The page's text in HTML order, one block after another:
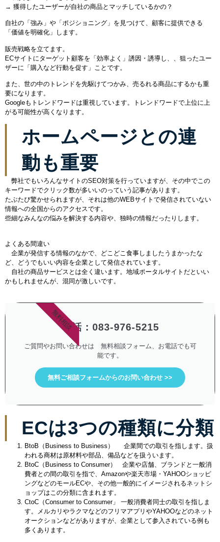
→ 獲得したユーザーが自社の商品とマッチしているかの？
自社の「強み」や「ポジショニング」を見つけて、顧客に提供できる
「価値を明確化」します。
販売戦略を立てます。
ECサイトにターゲット顧客を「効率よく」誘因・誘導し、、狙ったユー
ザーに「購入など行動を促す」ことです。
また、世の中のトレンドを先駆けてつかみ、売るれる商品にするかも重
要になります。
Googleもトレンドワードは重視しています。トレンドワードで上位に上
がる可能性が高くなります。
ホームページとの連
動も重要
弊社でもいろんなサイトのSEO対策を行っていますが、その中でこの
キーワードでクリック数が多いいのっていう記事があります。
たぶたび驚かせられますが、それは他のWEBサイトで発信されていない
情報への全国からのアクセスです。
些細なみんなの悩みを解決する内容や、独時の情報だったりします。
よくある間違い
企業が発信する情報のなかで、どこどこ食事しましたうまかったな
ど、どうでもいい内容を企業として発信されています。
自社の商品サービスとは全く違います。地域ポータルサイトだといい
かもしれませんが、混同が激しいです。
電話：083-976-5215
ご質問やお問い合わせは 無料相談フォーム、お電話でも可
能です。
無料ご相談フォームからのお問い合わせ >>
無料相談
ECは3つの種類に分類
BtoB（Business to Business） 企業間での取引を指します。扱
われる商材は原材料や部品、備品などを扱ういます。
BtoC（Business to Consumer） 企業や店舗、ブランドと一般消
費者との間の取引を指で、Amazonや楽天市場・YAHOOショッピ
ングなどのモールECや、その他一般的にイメージされるネットシ
ョップはこの分類に含まれます。
CtoC（Consumer to Consumer」 一般消費者同士の取引を指しま
す。メルカリやラクマなどのフリマアプリやYAHOOなどのネット
オークションなどがありますが、企業として参入されている例も
多くあります。